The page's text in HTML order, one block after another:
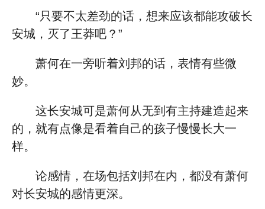
“只要不太差劲的话，想来应该都能攻破长
安城，灭了王莽吧？”
萧何在一旁听着刘邦的话，表情有些微
妙。
这长安城可是萧何从无到有主持建造起来
的，就有点像是看着自己的孩子慢慢长大一
样。
论感情，在场包括刘邦在内，都没有萧何
对长安城的感情更深。